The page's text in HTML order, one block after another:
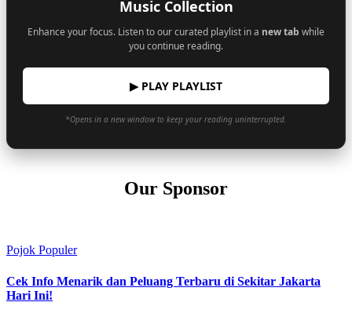
Music Collection
Enhance your focus. Listen to our curated playlist in a new tab while
you continue reading.
▶ PLAY PLAYLIST
*Opens in a new window to keep your reading uninterrupted.
Our Sponsor
Pojok Populer
Cek Info Menarik dan Peluang Terbaru di Sekitar Jakarta
Hari Ini!